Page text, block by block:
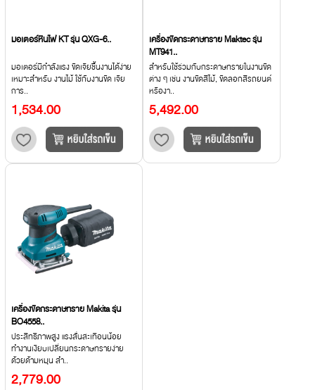
มอเตอร์หินไฟ KT รุ่น QXG-6..
มอเตอร์มีกำลังแรง ขัดเจียชิ้นงานได้ง่าย
เหมาะสำหรับ งานไม้ ใช้กับงานขัด เจีย
การ..
1,534.00
เครื่องขัดกระดาษทราย Maktec รุ่น
MT941..
สำหรับใช้ร่วมกับกระดาษทรายในงานขัด
ต่าง ๆ เช่น งานขัดสีไม้, ขัดลอกสีรถยนต์
หรืองา..
5,492.00
เครื่องขัดกระดาษทราย Makita รุ่น
BO4558..
ประสิทธิภาพสูง แรงสั่นสะเทือนน้อย
ทำงานเงียบเปลี่ยนกระดาษทรายง่าย
ด้วยด้ามหมุน สำ..
2,779.00